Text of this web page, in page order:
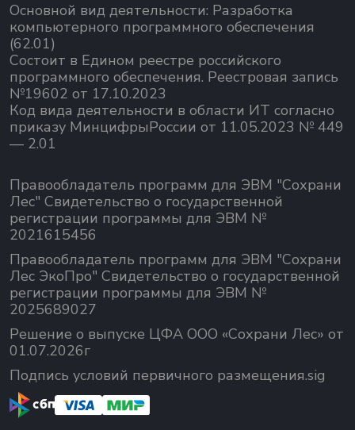
Основной вид деятельности: Разработка
компьютерного программного обеспечения
(62.01)
Состоит в Едином реестре российского
программного обеспечения. Реестровая запись
№19602 от 17.10.2023
Код вида деятельности в области ИТ согласно
приказу МинцифрыРоссии от 11.05.2023 № 449
— 2.01
Правообладатель программ для ЭВМ "Сохрани
Лес" Свидетельство о государственной
регистрации программы для ЭВМ №
2021615456
Правообладатель программ для ЭВМ "Сохрани
Лес ЭкоПро" Свидетельство о государственной
регистрации программы для ЭВМ №
2025689027
Решение о выпуске ЦФА ООО «Сохрани Лес» от
01.07.2026г
Подпись условий первичного размещения.sig